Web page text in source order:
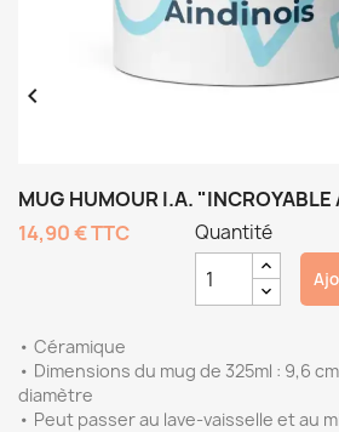

MUG HUMOUR I.A.
14,90 €TTC
• Céramique
• Dimensions du mug de 325ml : 9,6
diamètre
• Peut passer au lave-vaisselle et au
Quantité